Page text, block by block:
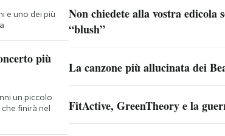
e uno dei più
più
un piccolo
finirà nel
Non chiedete alla vostra edicola
“blush”
La canzone più allucinata dei
FitActive, GreenTheory e la